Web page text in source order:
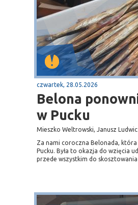
czwartek, 28.05.2026
Belona
w Pucku
Mieszko Weltrowski, Janusz
Za nami coroczna Belonada, która
Pucku. Była to okazja do wzięcia
przede wszystkim do